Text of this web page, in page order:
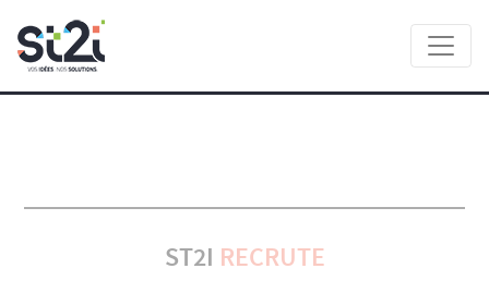
ST2I RECRUTE
Panneau de gestion des cookies